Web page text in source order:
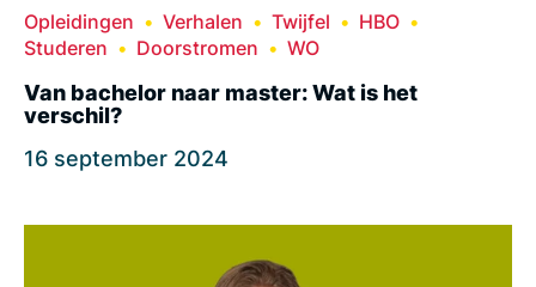
Opleidingen Verhalen Twijfel
HBO
Studeren
Doorstromen WO
Van bachelor naar master: Wat is het
verschil?
16 september 2024